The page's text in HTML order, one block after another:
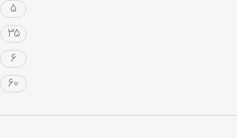
5
35
6
60